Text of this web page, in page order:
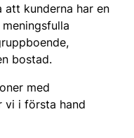
kunderna har en
bostad.
med
vi i första hand